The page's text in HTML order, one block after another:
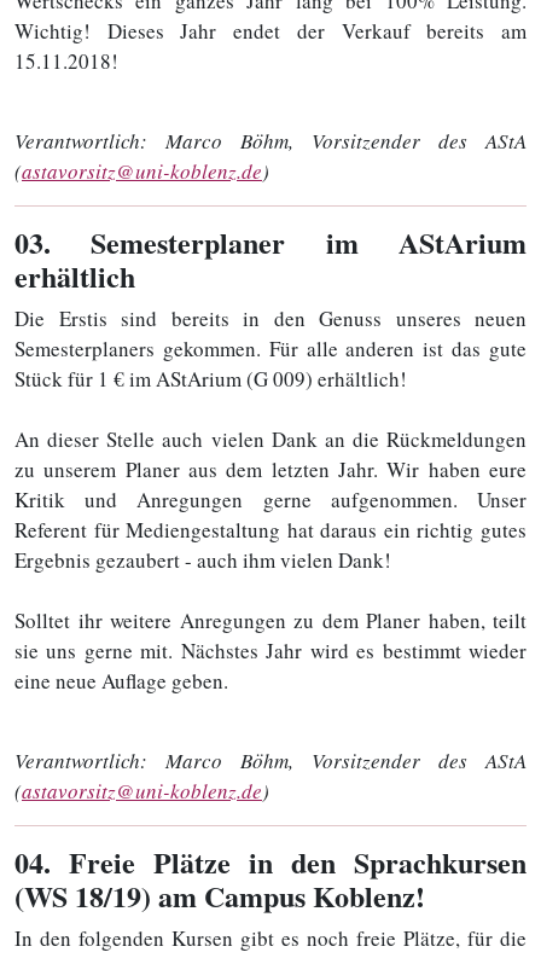
Wichtig! Dieses Jahr endet der Verkauf bereits am
15.11.2018!
Verantwortlich: Marco Böhm, Vorsitzender des AStA
(astavorsitz@uni-koblenz.de)
03. Semesterplaner im AStArium
erhältlich
Die Erstis sind bereits in den Genuss unseres neuen
Semesterplaners gekommen. Für alle anderen ist das gute
Stück für 1 € im AStArium (G 009) erhältlich!
An dieser Stelle auch vielen Dank an die Rückmeldungen
zu unserem Planer aus dem letzten Jahr. Wir haben eure
Kritik und Anregungen gerne aufgenommen. Unser
Referent für Mediengestaltung hat daraus ein richtig gutes
Ergebnis gezaubert - auch ihm vielen Dank!
Solltet ihr weitere Anregungen zu dem Planer haben, teilt
sie uns gerne mit. Nächstes Jahr wird es bestimmt wieder
eine neue Auflage geben.
Verantwortlich: Marco Böhm, Vorsitzender des AStA
(astavorsitz@uni-koblenz.de)
04. Freie Plätze in den Sprachkursen
(WS 18/19) am Campus Koblenz!
In den folgenden Kursen gibt es noch freie Plätze, für die